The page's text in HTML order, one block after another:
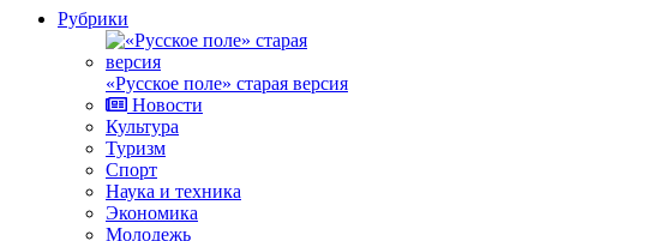
Рубрики
«Русское поле» старая версия
Новости
Культура
Туризм
Спорт
Наука и техника
Экономика
Молодежь